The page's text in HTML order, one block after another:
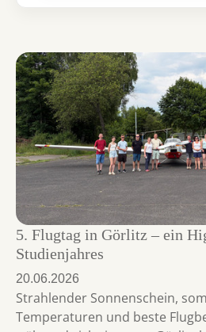
5. Flugtag in Görlitz – ein
Studienjahres
20.06.2026
Strahlender Sonnenschein,
Temperaturen und beste